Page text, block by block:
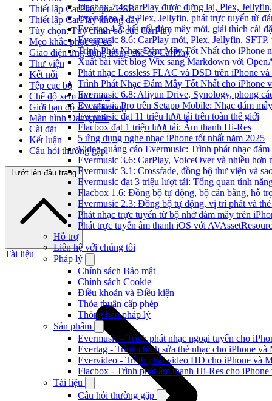
Flacbox 7.4: CarPlay được dựng lại, Plex,
Evervideo 1.7: Plex, Jellyfin, phát trực tuyến từ
Evertag 4.2: kết nối đám mây mới, giải thích cài
Evermusic 8.6: CarPlay mới, Plex, Jellyfin,
Trình Phát Nhạc Đám Mây Tốt Nhất cho iPhone
Xuất bài viết blog Wix sang Markdown với
Phát nhạc Lossless FLAC và DSD trên iPhone
Trình Phát Nhạc Đám Mây Tốt Nhất cho iPhone
Evermusic 6.8: Aliyun Drive, Synology, phong
Evermusic Pro trên Setapp Mobile: Nhạc đám
Evermusic đạt 11 triệu lượt tải trên toàn thế giới
Flacbox đạt 1 triệu lượt tải: Âm thanh Hi-Res
5 ứng dụng nghe nhạc iPhone tốt nhất năm 2025
Video quảng cáo Evermusic: Trình phát nhạc đám
Evermusic 3.6: CarPlay, VoiceOver và nhiều hơn
Evermusic 3.1: Crossfade, đồng bộ thư viện và
Evermusic đạt 3 triệu lượt tải: Tổng quan tính
Flacbox 1.6: Đồng bộ tự động, bộ cân bằng, hỗ
Evermusic 2.3: Đồng bộ tự động, vị trí phát và thẻ
Phát nhạc trực tuyến từ bộ nhớ đám mây trên
Phát trực tuyến âm thanh iOS với
Hỗ trợ
Liên hệ với chúng tôi
Pháp lý
Chính sách Bảo mật
Chính sách Cookie
Điều khoản và Điều kiện
Thỏa thuận cấp phép
Thông báo pháp lý
Sản phẩm
Evermusic - Trình phát nhạc ngoại tuyến cho
Evertag - Trình chỉnh sửa thẻ nhạc cho iPhone và
Evervideo - Trình phát video HD cho iPhone và
Flacbox - Trình phát âm thanh Hi-Res cho iPhone
Tài liệu
Câu hỏi thường gặp
Thiết lập CarPlay qua USB
Thiết lập CarPlay không dây
Tùy chọn: Tùy chỉnh bố cục CarPlay
Mẹo khắc phục sự cố
Giao diện ứng dụng trong chế độ CarPlay
Thư viện
Kết nối
Tệp cục bộ
Chế độ xem thư mục
Giới hạn độ sâu nội dung
Màn hình Đang phát
Cài đặt
Kết luận
Câu hỏi thường gặp
Lướt lên đầu trang
Tài liệu